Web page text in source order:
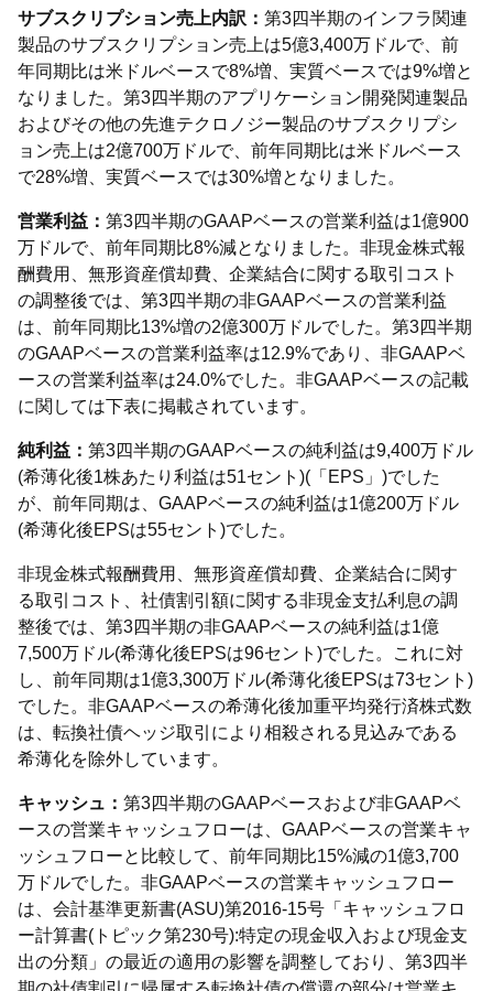
サブスクリプション売上内訳： 第3四半期のインフラ関連
製品のサブスクリプション売上は5億3,400万ドルで、前
年同期比は米ドルベースで8%増、実質ベースでは9%増と
なりました。第3四半期のアプリケーション開発関連製品
およびその他の先進テクロノジー製品のサブスクリプシ
ョン売上は2億700万ドルで、前年同期比は米ドルベース
で28%増、実質ベースでは30%増となりました。
営業利益： 第3四半期のGAAPベースの営業利益は1億900
万ドルで、前年同期比8%減となりました。非現金株式報
酬費用、無形資産償却費、企業結合に関する取引コスト
の調整後では、第3四半期の非GAAPベースの営業利益
は、前年同期比13%増の2億300万ドルでした。第3四半期
のGAAPベースの営業利益率は12.9%であり、非GAAPベ
ースの営業利益率は24.0%でした。非GAAPベースの記載
に関しては下表に掲載されています。
純利益： 第3四半期のGAAPベースの純利益は9,400万ドル
(希薄化後1株あたり利益は51セント)(「EPS」)でした
が、前年同期は、GAAPベースの純利益は1億200万ドル
(希薄化後EPSは55セント)でした。
非現金株式報酬費用、無形資産償却費、企業結合に関す
る取引コスト、社債割引額に関する非現金支払利息の調
整後では、第3四半期の非GAAPベースの純利益は1億
7,500万ドル(希薄化後EPSは96セント)でした。これに対
し、前年同期は1億3,300万ドル(希薄化後EPSは73セント)
でした。非GAAPベースの希薄化後加重平均発行済株式数
は、転換社債ヘッジ取引により相殺される見込みである
希薄化を除外しています。
キャッシュ： 第3四半期のGAAPベースおよび非GAAPベ
ースの営業キャッシュフローは、GAAPベースの営業キャ
ッシュフローと比較して、前年同期比15%減の1億3,700
万ドルでした。非GAAPベースの営業キャッシュフロー
は、会計基準更新書(ASU)第2016-15号「キャッシュフロ
ー計算書(トピック第230号):特定の現金収入および現金支
出の分類」の最近の適用の影響を調整しており、第3四半